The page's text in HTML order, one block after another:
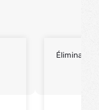
Éliminateur